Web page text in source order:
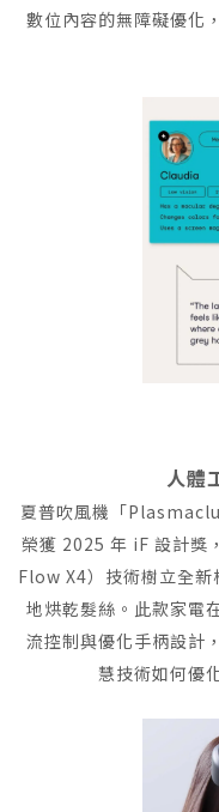
數位內容的無障礙優化
人體
夏普吹風機「
榮獲 2025 年 iF 設計獎
Flow X4）技術樹立全新
地烘乾髮絲。此款家電
流控制與優化手柄設計
慧技術如何優